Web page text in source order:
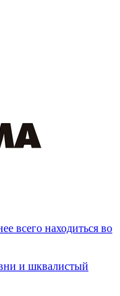
всего находиться во
и шквалистый